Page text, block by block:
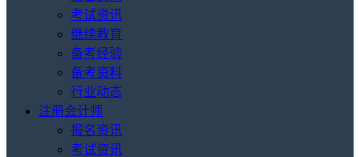
考试资讯
继续教育
备考经验
备考资料
行业动态
注册会计师
报名资讯
考试资讯